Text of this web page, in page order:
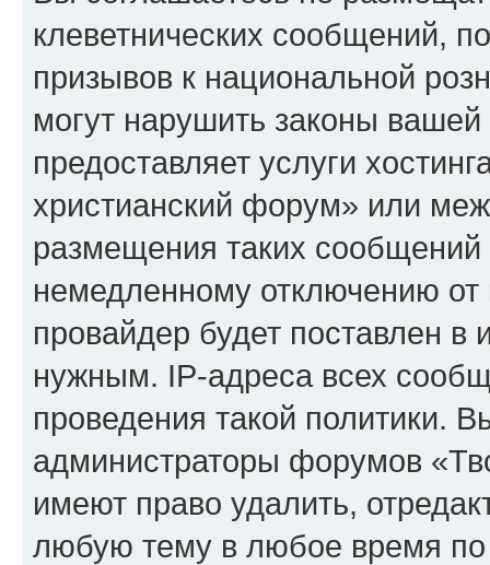
клеветнических сообщений,
призывов к национальной
могут нарушить законы
предоставляет услуги
христианский форум» или
размещения таких
немедленному отключению
провайдер будет поставлен в
нужным. IP-адреса всех
проведения такой политики.
администраторы форумов
имеют право удалить,
любую тему в любое время